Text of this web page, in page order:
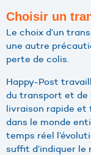
Choisir un
Le choix d’un
une autre
perte de colis.
Happy-Post
du transport et de
livraison rapide et
dans le monde
temps réel
suffit d’indiquer le